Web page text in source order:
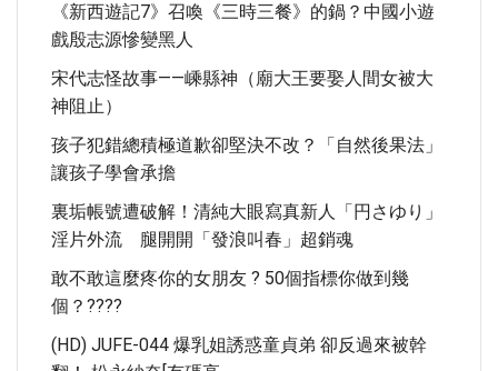
《新西遊記7》召喚《三時三餐》的鍋？中國小遊
戲殷志源慘變黑人
宋代志怪故事——嵊縣神（廟大王要娶人間女被大
神阻止）
孩子犯錯總積極道歉卻堅決不改？「自然後果法」
讓孩子學會承擔
裏垢帳號遭破解！清純大眼寫真新人「円さゆり」
淫片外流 腿開開「發浪叫春」超銷魂
敢不敢這麼疼你的女朋友 ? 50個指標你做到幾
個？????
(HD) JUFE-044 爆乳姐誘惑童貞弟 卻反過來被幹